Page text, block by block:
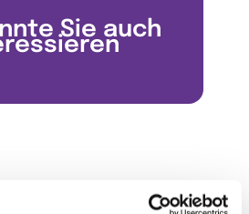
Sie auch